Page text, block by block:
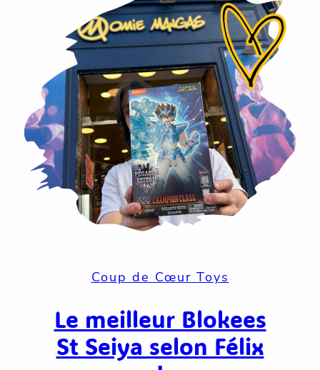
Coup de Cœur Toys
Le meilleur Blokees
St Seiya selon Félix